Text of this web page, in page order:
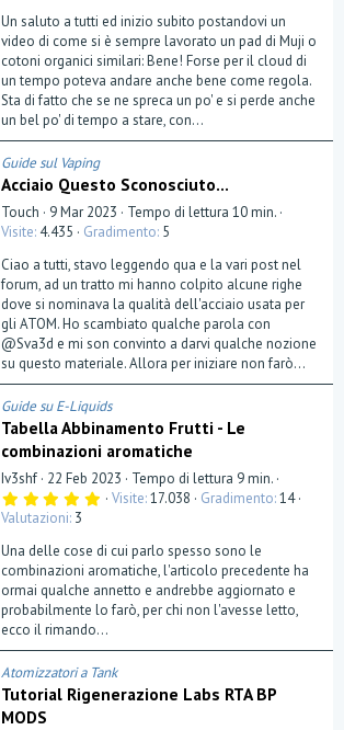
s
e
l
l
a
(
e
)
Un saluto a tutti ed inizio subito postandovi un
video di come si è sempre lavorato un pad di Muji o
cotoni organici similari: Bene! Forse per il cloud di
un tempo poteva andare anche bene come regola.
Sta di fatto che se ne spreca un po' e si perde anche
un bel po' di tempo a stare, con...
Guide sul Vaping
Acciaio Questo Sconosciuto...
Touch 9 Mar 2023
Tempo di lettura 10 min.
Visite 4.435 Gradimento 5
Ciao a tutti, stavo leggendo qua e la vari post nel
forum, ad un tratto mi hanno colpito alcune righe
dove si nominava la qualità dell'acciaio usata per
gli ATOM. Ho scambiato qualche parola con
@Sva3d e mi son convinto a darvi qualche nozione
su questo materiale. Allora per iniziare non farò...
Guide su E-Liquids
Tabella Abbinamento Frutti - Le
combinazioni aromatiche
Iv3shf 22 Feb 2023
Tempo di lettura 9 min.
5
0
s
t
e
l
l
(
e
)
Visite 17.038 Gradimento 14
Valutazioni 3
Una delle cose di cui parlo spesso sono le
combinazioni aromatiche, l'articolo precedente ha
ormai qualche annetto e andrebbe aggiornato e
probabilmente lo farò, per chi non l'avesse letto,
ecco il rimando...
Atomizzatori a Tank
Tutorial Rigenerazione Labs RTA BP
MODS